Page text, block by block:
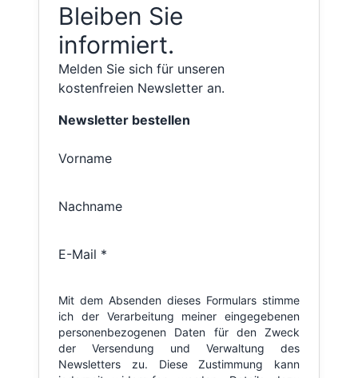
Bleiben Sie
informiert.
Melden Sie sich für unseren
kostenfreien Newsletter an.